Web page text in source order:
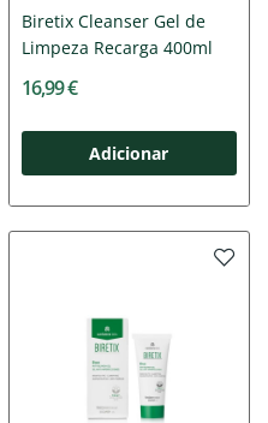
Biretix Cleanser Gel de
Limpeza Recarga 400ml
16,99 €
Adicionar